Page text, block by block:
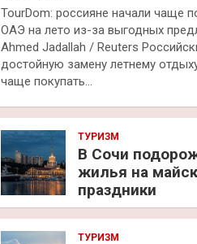
TourDom: россияне начали чаще
ОАЭ на лето из-за выгодных
Ahmed Jadallah / Reuters
достойную замену летнему
чаще покупать…
ТУРИЗМ
В Сочи
жилья на
праздники
ТУРИЗМ